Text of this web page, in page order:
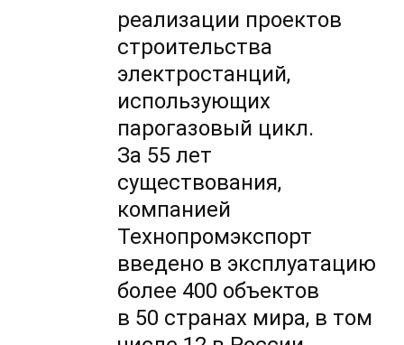
реализации проектов
строительства
электростанций,
использующих
парогазовый цикл.
За 55 лет
существования,
компанией
Технопромэкспорт
введено в эксплуатацию
более 400 объектов
в 50 странах мира, в том